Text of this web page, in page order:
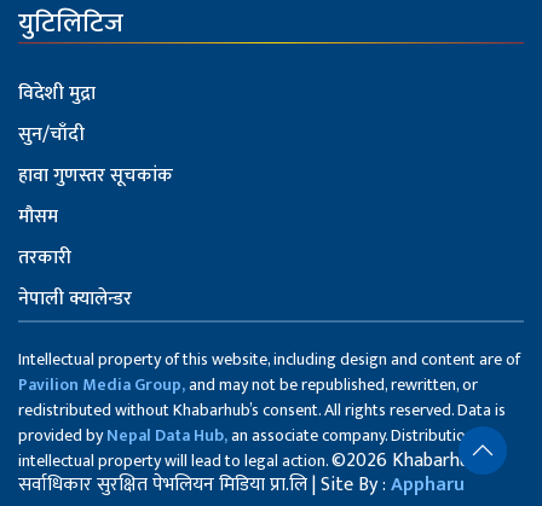
युटिलिटिज
विदेशी मुद्रा
सुन/चाँदी
हावा गुणस्तर सूचकांक
मौसम
तरकारी
नेपाली क्यालेन्डर
Intellectual property of this website, including design and content are of
Pavilion Media Group,and may not be republished, rewritten, or
redistributed without Khabarhub’s consent. All rights reserved. Data is
provided byNepal Data Hub,an associate company. Distribution of
intellectual property will lead to legal action.©2026 Khabarhub
सर्वाधिकार सुरक्षित पेभलियन मिडिया प्रा.लि | Site By :Appharu